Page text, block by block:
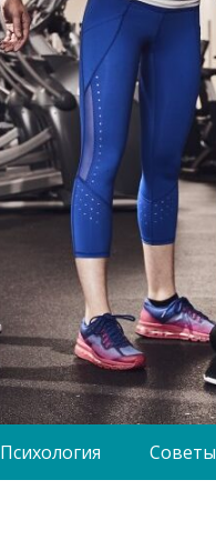
Психология Советы